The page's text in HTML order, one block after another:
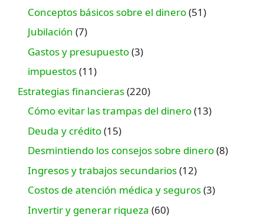
Conceptos básicos sobre el dinero(51)
Jubilación (7)
Gastos y presupuesto(3)
impuestos(11)
Estrategias financieras(220)
Cómo evitar las trampas del dinero(13)
Deuda y crédito(15)
Desmintiendo los consejos sobre dinero(8)
Ingresos y trabajos secundarios(12)
Costos de atención médica y seguros(3)
Invertir y generar riqueza (60)